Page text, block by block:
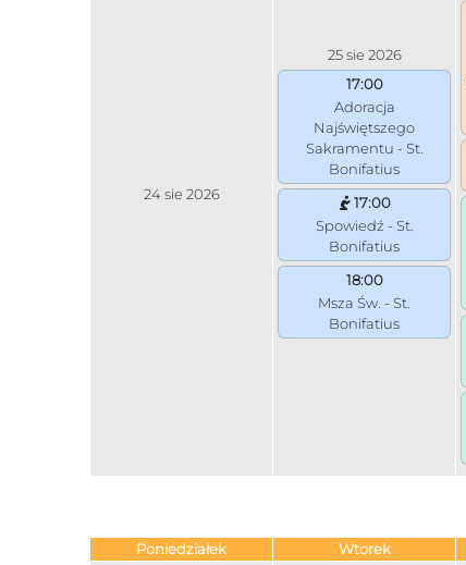
24 sie 2026
25 sie 2026
17:00
Adoracja
Najświętszego
Sakramentu - St.
Bonifatius
17:00
Spowiedź - St.
Bonifatius
18:00
Msza Św. - St.
Bonifatius
Poniedziałek Wtorek